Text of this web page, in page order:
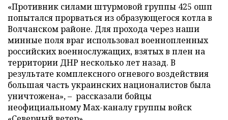
«Противник силами штурмовой группы 425 ошп
попытался прорваться из образующегося котла в
Волчанском районе. Для прохода через наши
минные поля враг использовал военнопленных
российских военнослужащих, взятых в плен на
территории ДНР несколько лет назад. В
результате комплексного огневого воздействия
большая часть украинских националистов была
уничтожена», – рассказали бойцы
неофициальному Max-каналу группы войск